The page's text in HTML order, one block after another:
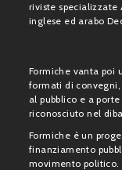
riviste specializzate
inglese ed arabo
Formiche vanta poi
formati di
al pubblico e a
riconosciuto nel
Formiche è un
finanziamento
movimento politico.